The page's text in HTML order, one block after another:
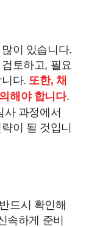
이 있습니다.
토하고, 필요
다. 또한, 채
해야 합니다.
사 과정에서
이 될 것입니
드시 확인해
속하게 준비